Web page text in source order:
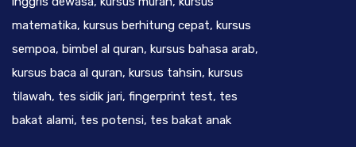
matematika, kursus berhitung cepat, kursus
sempoa, bimbel al quran, kursus bahasa arab,
kursus baca al quran, kursus tahsin, kursus
tilawah, tes sidik jari, fingerprint test, tes
bakat alami, tes potensi, tes bakat anak